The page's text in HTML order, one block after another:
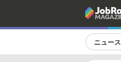
ニュース